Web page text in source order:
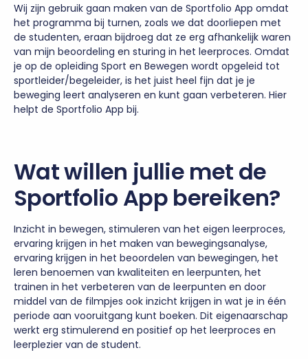
Wij zijn gebruik gaan maken van de Sportfolio App omdat
het programma bij turnen, zoals we dat doorliepen met
de studenten, eraan bijdroeg dat ze erg afhankelijk waren
van mijn beoordeling en sturing in het leerproces. Omdat
je op de opleiding Sport en Bewegen wordt opgeleid tot
sportleider/begeleider, is het juist heel fijn dat je je
beweging leert analyseren en kunt gaan verbeteren. Hier
helpt de Sportfolio App bij.
Wat willen jullie met de
Sportfolio App bereiken?
Inzicht in bewegen, stimuleren van het eigen leerproces,
ervaring krijgen in het maken van bewegingsanalyse,
ervaring krijgen in het beoordelen van bewegingen, het
leren benoemen van kwaliteiten en leerpunten, het
trainen in het verbeteren van de leerpunten en door
middel van de filmpjes ook inzicht krijgen in wat je in één
periode aan vooruitgang kunt boeken. Dit eigenaarschap
werkt erg stimulerend en positief op het leerproces en
leerplezier van de student.